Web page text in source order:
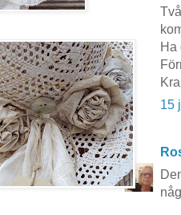
Ha
15